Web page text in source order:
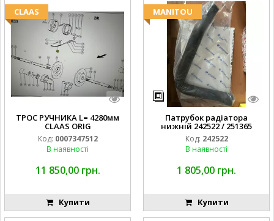
CLAAS
ТРОС РУЧНИКА L= 4280мм
CLAAS ORIG
Код: 0007347512
В наявності
11 850,00 грн.
Купити
MANITOU
Патрубок радіатора
нижній 242522 / 251365
Код: 242522
В наявності
1 805,00 грн.
Купити